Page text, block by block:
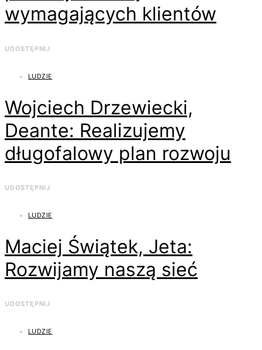
wymagających klientów
UDOSTĘPNIJ
LUDZIE
Wojciech Drzewiecki,
Deante: Realizujemy
długofalowy plan rozwoju
UDOSTĘPNIJ
LUDZIE
Maciej Świątek, Jeta:
Rozwijamy naszą sieć
UDOSTĘPNIJ
LUDZIE